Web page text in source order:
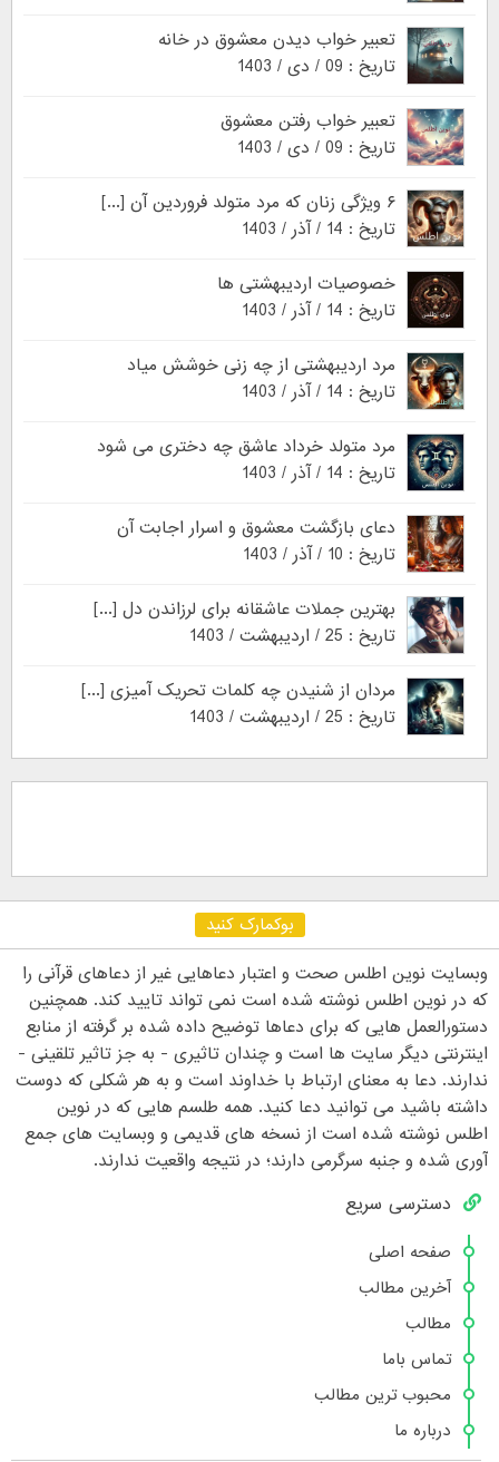
تعبیر خواب دیدن معشوق در خانه
تاریخ : 09 / دی / 1403
تعبیر خواب رفتن معشوق
تاریخ : 09 / دی / 1403
۶ ویژگی زنان که مرد متولد فروردین آن [...]
تاریخ : 14 / آذر / 1403
خصوصیات اردیبهشتی ها
تاریخ : 14 / آذر / 1403
مرد اردیبهشتی از چه زنی خوشش میاد
تاریخ : 14 / آذر / 1403
مرد متولد خرداد عاشق چه دختری می شود
تاریخ : 14 / آذر / 1403
دعای بازگشت معشوق و اسرار اجابت آن
تاریخ : 10 / آذر / 1403
بهترین جملات عاشقانه برای لرزاندن دل [...]
تاریخ : 25 / اردیبهشت / 1403
مردان از شنیدن چه کلمات تحریک آمیزی [...]
تاریخ : 25 / اردیبهشت / 1403
بوکمارک کنید
وبسایت نوین اطلس صحت و اعتبار دعاهایی غیر از دعاهای قرآنی را
که در نوین اطلس نوشته شده است نمی تواند تایید کند. همچنین
دستورالعمل هایی که برای دعاها توضیح داده شده بر گرفته از منابع
اینترنتی دیگر سایت ها است و چندان تاثیری - به جز تاثیر تلقینی -
ندارند. دعا به معنای ارتباط با خداوند است و به هر شکلی که دوست
داشته باشید می توانید دعا کنید. همه طلسم هایی که در نوین
اطلس نوشته شده است از نسخه های قدیمی و وبسایت های جمع
آوری شده و جنبه سرگرمی دارند؛ در نتیجه واقعیت ندارند.
دسترسی سریع
صفحه اصلی
آخرین مطالب
مطالب
تماس باما
محبوب ترین مطالب
درباره ما